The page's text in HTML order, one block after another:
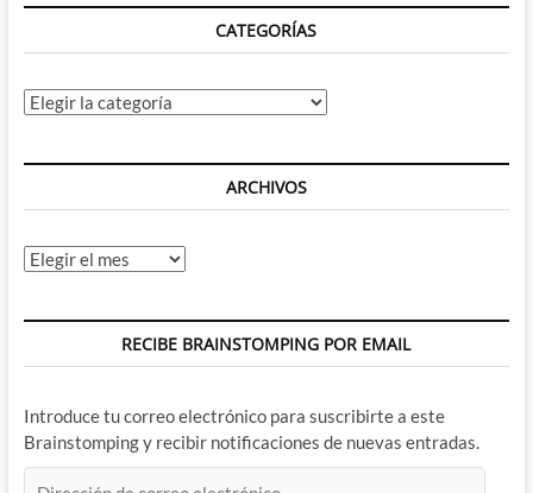
CATEGORÍAS
Categorías
ARCHIVOS
Archivos
RECIBE BRAINSTOMPING POR EMAIL
Introduce tu correo electrónico para suscribirte a este
Brainstomping y recibir notificaciones de nuevas entradas.